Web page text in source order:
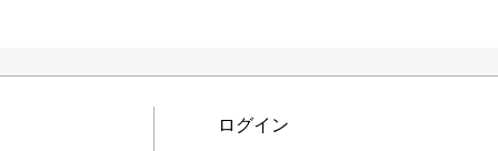
ログイン